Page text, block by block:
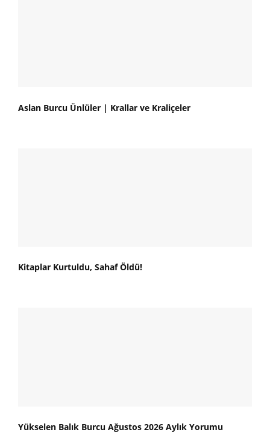
Aslan Burcu Ünlüler | Krallar ve Kraliçeler
Kitaplar Kurtuldu, Sahaf Öldü!
Yükselen Balık Burcu Ağustos 2026 Aylık Yorumu